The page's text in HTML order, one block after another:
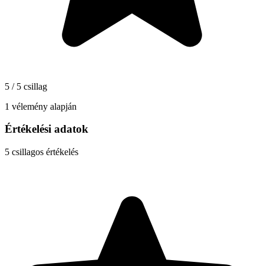
5 / 5 csillag
1 vélemény alapján
Értékelési adatok
5 csillagos értékelés